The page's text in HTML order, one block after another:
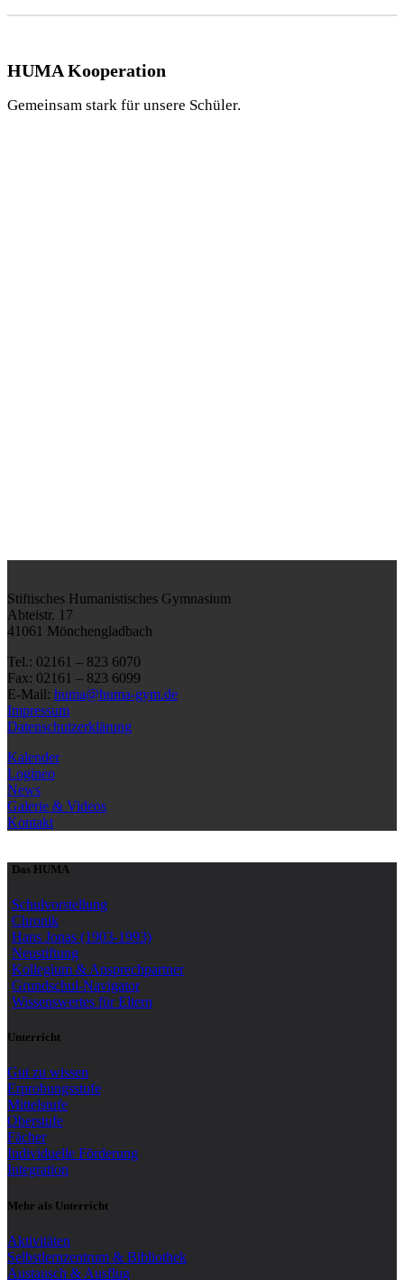
HUMA Kooperation
Gemeinsam stark für unsere Schüler.
Stiftisches Humanistisches Gymnasium
Abteistr. 17
41061 Mönchengladbach
Tel.: 02161 – 823 6070
Fax: 02161 – 823 6099
E-Mail: huma@huma-gym.de
Impressum
Datenschutzerklärung
Kalender
Logineo
News
Galerie & Videos
Kontakt
Das HUMA
Schulvorstellung
Chronik
Hans Jonas (1903-1993)
Neustiftung
Kollegium & Ansprechpartner
Grundschul-Navigator
Wissenswertes für Eltern
Unterricht
Gut zu wissen
Erprobungsstufe
Mittelstufe
Oberstufe
Fächer
Individuelle Förderung
Integration
Mehr als Unterricht
Aktivitäten
Selbstlernzentrum & Bibliothek
Austausch & Ausflug